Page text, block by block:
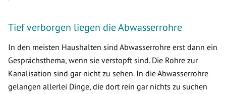
Tief verborgen liegen die Abwasserrohre
In den meisten Haushalten sind Abwasserrohre erst dann ein
Gesprächsthema, wenn sie verstopft sind. Die Rohre zur
Kanalisation sind gar nicht zu sehen. In die Abwasserrohre
gelangen allerlei Dinge, die dort rein gar nichts zu suchen